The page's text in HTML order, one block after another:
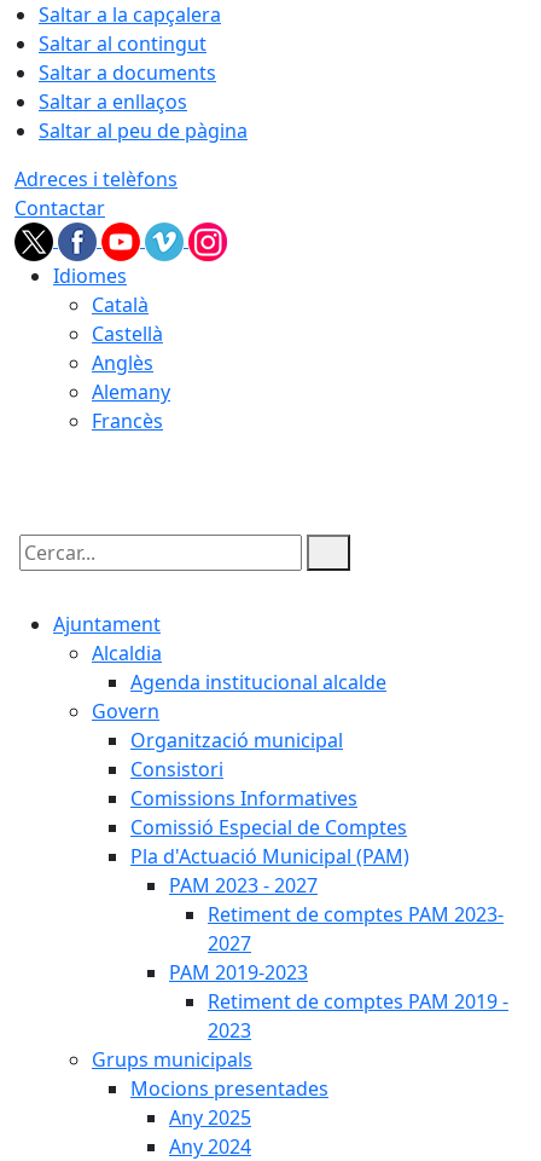
Saltar a la capçalera
Saltar al contingut
Saltar a documents
Saltar a enllaços
Saltar al peu de pàgina
Adreces i telèfons
Contactar
Idiomes
Català
Castellà
Anglès
Alemany
Francès
Cercar:
Ajuntament
Alcaldia
Agenda institucional alcalde
Govern
Organització municipal
Consistori
Comissions Informatives
Comissió Especial de Comptes
Pla d'Actuació Municipal (PAM)
PAM 2023 - 2027
Retiment de comptes PAM 2023-
2027
PAM 2019-2023
Retiment de comptes PAM 2019 -
2023
Grups municipals
Mocions presentades
Any 2025
Any 2024